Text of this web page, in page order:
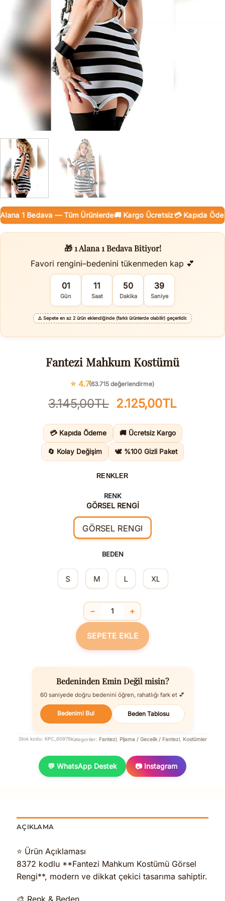
1 Bedava — Tüm Ürünlerde🚚 Kargo Ücretsiz💳 Kapıda
🎁 1 Alana 1 Bedava Bitiyor!
Favori rengini–bedenini tükenmeden kap 💕
01
Gün
11
Saat
50
Dakika
38
Saniye
⚠️ Sepete en az 2 ürün eklendiğinde (farklı ürünlerde olabilir) geçerlidir.
Fantezi Mahkum Kostümü
⭐ 4.7(63.715 değerlendirme)
3.145,00TL Orijinal
3.145,00TL.
2.125,00TLŞu
💳 Kapıda Ödeme 🚚 Ücretsiz Kargo
🔄 Kolay Değişim 🕊️ %100 Gizli Paket
RENKLER
RENK
GÖRSEL RENGİ
GÖRSEL RENGİ
BEDEN
S M L XL
Fantezi Mahkum Kostümü adet
− +
SEPETE EKLE
Bedeninden Emin Değil misin?
60 saniyede doğru bedenini öğren, rahatlığı fark et 💕
Bedenimi Bul Beden Tablosu
Stok kodu: KPC_60979Kategoriler: Fantezi, Pijama / Gecelik / Fantezi, Kostümler
💬 WhatsApp Destek 📷 Instagram
AÇIKLAMA
⭐ Ürün Açıklaması
8372 kodlu **Fantezi Mahkum Kostümü Görsel
Rengi**, modern ve dikkat çekici tasarıma sahiptir.